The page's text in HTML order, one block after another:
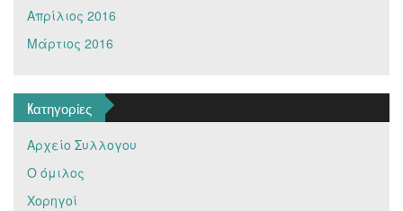
Απρίλιος 2016
Μάρτιος 2016
Kατηγορίες
Αρχείο Συλλογου
Ο όμιλος
Χορηγοί